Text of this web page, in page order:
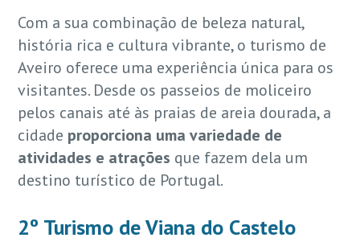
Com a sua combinação de beleza natural,
história rica e cultura vibrante, o turismo de
Aveiro oferece uma experiência única para os
visitantes. Desde os passeios de moliceiro
pelos canais até às praias de areia dourada, a
cidade proporciona uma variedade de
atividades e atrações que fazem dela um
destino turístico de Portugal.
2º Turismo de Viana do Castelo